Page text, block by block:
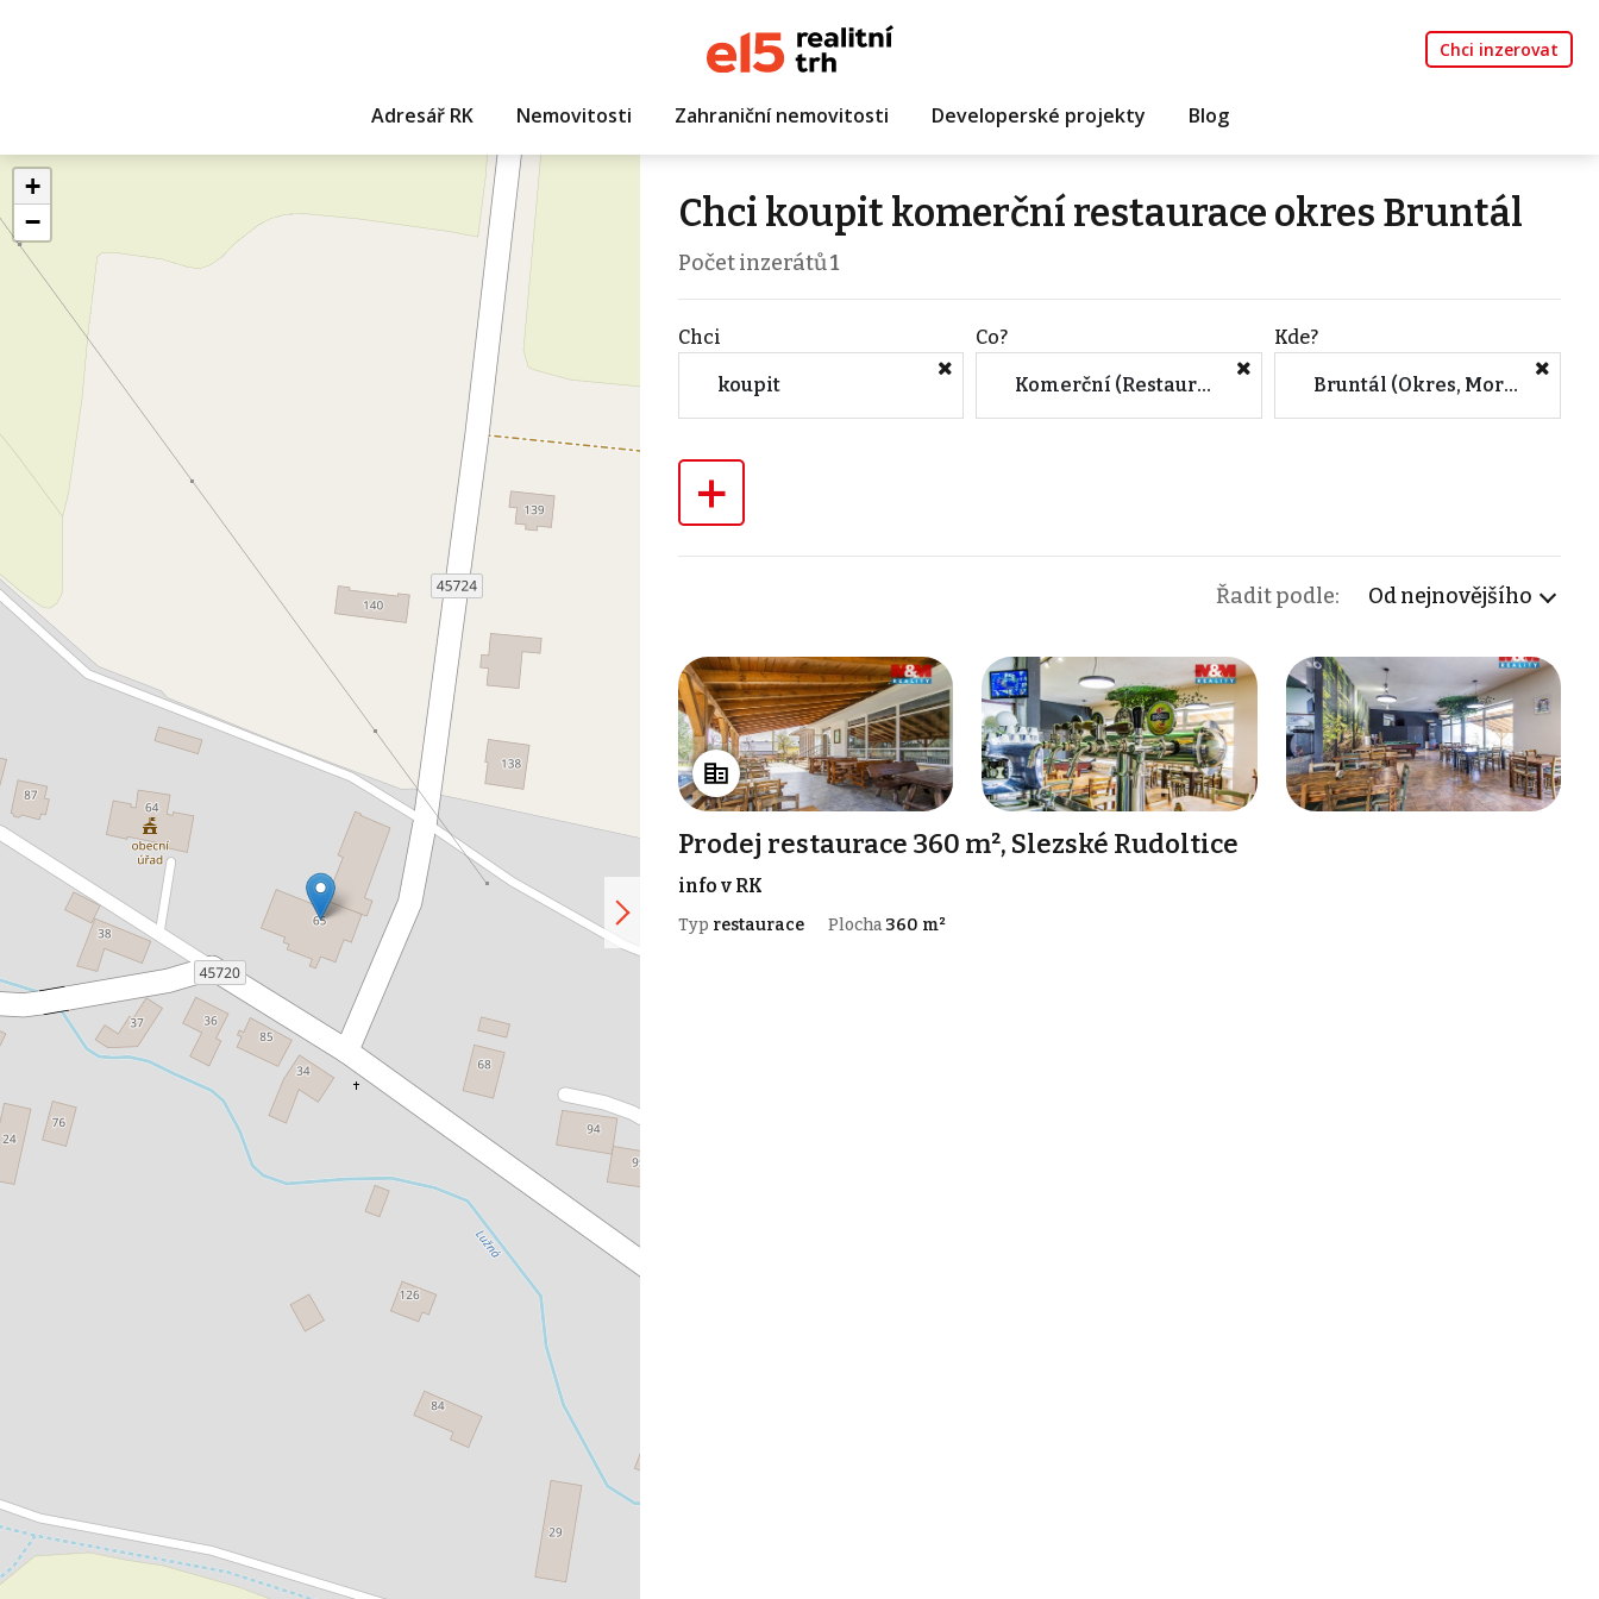
Chci inzerovat
Adresář RK Nemovitosti Zahraniční nemovitosti Developerské projekty Blog
+
−
Chci koupit komerční restaurace okres Bruntál
Počet inzerátů1
Chci
koupit
Co?
Komerční (Restaurace)
Kde?
Bruntál (Okres, Moravskoslezský kraj)
+
Řadit podle: Od nejnovějšího
Prodej restaurace 360 m², Slezské Rudoltice
info v RK
Typ restaurace Plocha 360 m²